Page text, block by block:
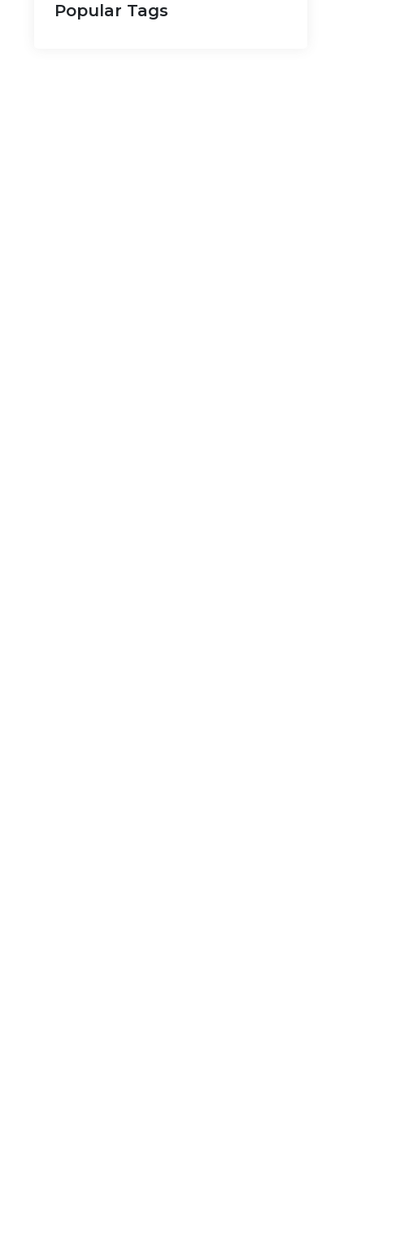
Popular Tags